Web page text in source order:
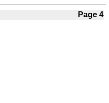
Page 4